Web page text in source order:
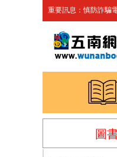
重要訊息：慎防詐騙
圖